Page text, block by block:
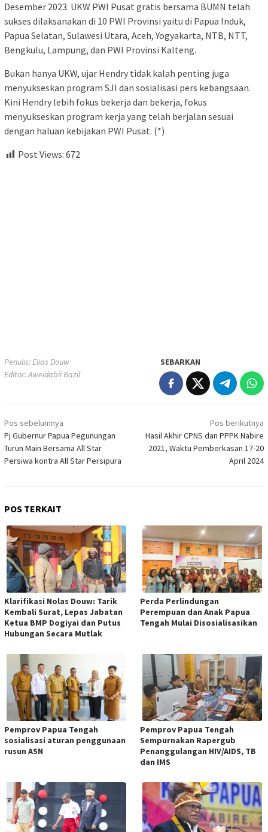
Desember 2023. UKW PWI Pusat gratis bersama BUMN telah
sukses dilaksanakan di 10 PWI Provinsi yaitu di Papua Induk,
Papua Selatan, Sulawesi Utara, Aceh, Yogyakarta, NTB, NTT,
Bengkulu, Lampung, dan PWI Provinsi Kalteng.
Bukan hanya UKW, ujar Hendry tidak kalah penting juga
menyukseskan program SJI dan sosialisasi pers kebangsaan.
Kini Hendry lebih fokus bekerja dan bekerja, fokus
menyukseskan program kerja yang telah berjalan sesuai
dengan haluan kebijakan PWI Pusat. (*)
Post Views: 672
Penulis: Elias Douw
Editor: Aweidabii Bazil
SEBARKAN
Navigasi
pos
Pos sebelumnya
Pj Gubernur Papua Pegunungan
Turun Main Bersama All Star
Persiwa kontra All Star Persipura
Pos berikutnya
Hasil Akhir CPNS dan PPPK Nabire
2021, Waktu Pemberkasan 17-20
April 2024
POS TERKAIT
Klarifikasi Nolas Douw: Tarik
Kembali Surat, Lepas Jabatan
Ketua BMP Dogiyai dan Putus
Hubungan Secara Mutlak
Perda Perlindungan
Perempuan dan Anak Papua
Tengah Mulai Disosialisasikan
Pemprov Papua Tengah
sosialisasi aturan penggunaan
rusun ASN
Pemprov Papua Tengah
Sempurnakan Rapergub
Penanggulangan HIV/AIDS, TB
dan IMS